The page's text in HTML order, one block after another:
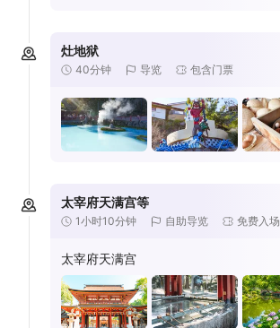
灶地狱
40分钟 导览 包含门票
太宰府天满宫等
1小时10分钟 自助导览 免费入场
太宰府天满宫